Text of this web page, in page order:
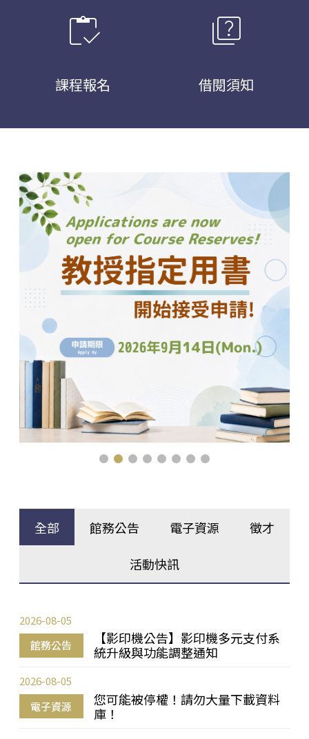
inventory
課程報名
quiz
借閱須知
全部 館務公告 電子資源 徵才
活動快訊
館務公告
【影印機公告】影印機多元支付系
統升級與功能調整通知
2026-08-05
電子資源
您可能被停權！請勿大量下載資料
庫！
2026-08-05